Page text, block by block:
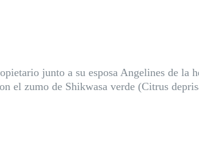
junto a su esposa Angelines de la
el zumo de Shikwasaverde (Citrus